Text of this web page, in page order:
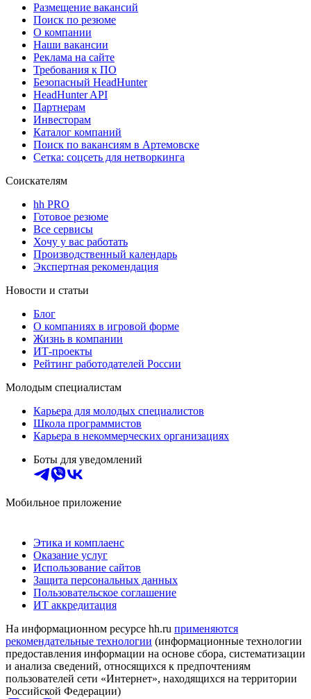
Размещение вакансий
Поиск по резюме
О компании
Наши вакансии
Реклама на сайте
Требования к ПО
Безопасный HeadHunter
HeadHunter API
Партнерам
Инвесторам
Каталог компаний
Поиск по вакансиям в Артемовске
Сетка: соцсеть для нетворкинга
Соискателям
hh PRO
Готовое резюме
Все сервисы
Хочу у вас работать
Производственный календарь
Экспертная рекомендация
Новости и статьи
Блог
О компаниях в игровой форме
Жизнь в компании
ИТ-проекты
Рейтинг работодателей России
Молодым специалистам
Карьера для молодых специалистов
Школа программистов
Карьера в некоммерческих организациях
Боты для уведомлений
Мобильное приложение
Этика и комплаенс
Оказание услуг
Использование сайтов
Защита персональных данных
Пользовательское соглашение
ИТ аккредитация
На информационном ресурсе hh.ru применяются
рекомендательные технологии (информационные технологии
предоставления информации на основе сбора, систематизации
и анализа сведений, относящихся к предпочтениям
пользователей сети «Интернет», находящихся на территории
Российской Федерации)